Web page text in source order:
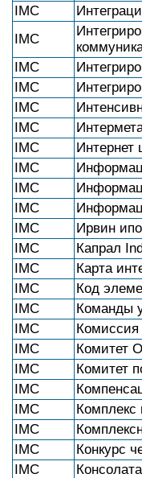
IMC
IMC
IMC
IMC
IMC
IMC
IMC
Интернет
IMC
IMC
IMC
IMC
Ирвин
IMC
Капрал
IMC
Карта
IMC
Код
IMC
Команды
IMC
IMC
Комитет
IMC
Комитет
IMC
IMC
IMC
IMC
Конкурс
IMC